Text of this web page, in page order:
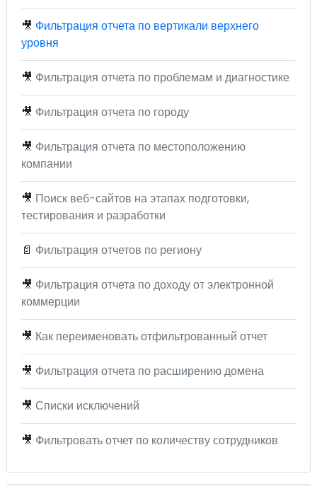
🎥 Фильтрация отчета по вертикали верхнего
уровня
🎥 Фильтрация отчета по проблемам и диагностике
🎥 Фильтрация отчета по городу
🎥 Фильтрация отчета по местоположению
компании
🎥 Поиск веб-сайтов на этапах подготовки,
тестирования и разработки
📄 Фильтрация отчетов по региону
🎥 Фильтрация отчета по доходу от электронной
коммерции
🎥 Как переименовать отфильтрованный отчет
🎥 Фильтрация отчета по расширению домена
🎥 Списки исключений
🎥 Фильтровать отчет по количеству сотрудников